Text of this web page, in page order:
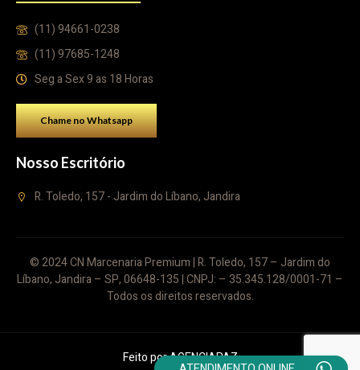
(11) 94661-0238
(11) 97685-1248
Seg a Sex 9 as 18 Horas
Chame no Whatsapp
Nosso Escritório
R. Toledo, 157 - Jardim do Líbano, Jandira
© 2024 CN Marcenaria Premium | R. Toledo, 157 – Jardim do
Líbano, Jandira – SP, 06648-135 | CNPJ: – 35.345.128/0001-71 –
Todos os direitos reservados.
Feito porAGENCIAPAZ